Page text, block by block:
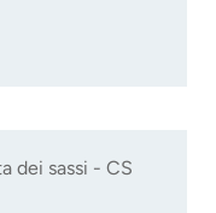
dei sassi - CS